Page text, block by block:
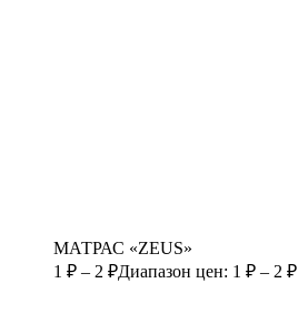
МАТРАС «ZEUS»
1 ₽ – 2 ₽Диапазон цен: 1 ₽ – 2 ₽